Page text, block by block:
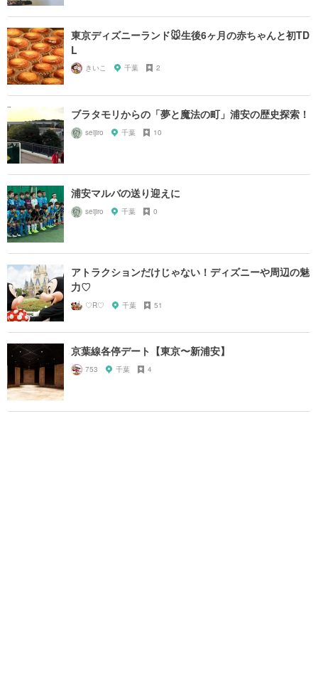
東京ディズニーランド🐭生後6ヶ月の赤ちゃんと初TD
L
きいこ 千葉 2
ブラタモリからの「夢と魔法の町」浦安の歴史探索！
seijiro 千葉 10
浦安マルバの送り迎えに
seijiro 千葉 0
アトラクションだけじゃない！ディズニーや周辺の魅
力♡
♡R♡ 千葉 51
京葉線各停デート【東京〜新浦安】
753 千葉 4